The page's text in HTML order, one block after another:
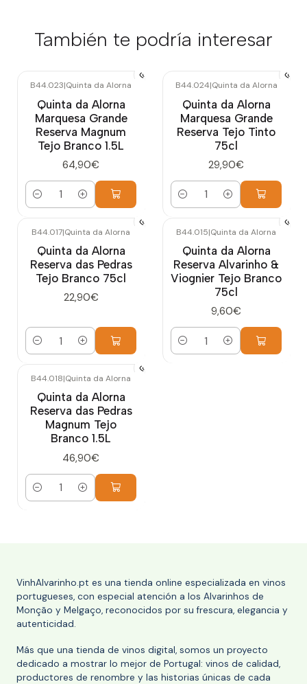
También te podría interesar
B44.023|Quinta da Alorna
Quinta da Alorna
Marquesa Grande
Reserva Magnum
Tejo Branco 1.5L
64,90€
Cantidad
B44.024|Quinta da Alorna
Quinta da Alorna
Marquesa Grande
Reserva Tejo Tinto
75cl
29,90€
Cantidad
B44.017|Quinta da Alorna
Quinta da Alorna
Reserva das Pedras
Tejo Branco 75cl
22,90€
Cantidad
B44.015|Quinta da Alorna
Quinta da Alorna
Reserva Alvarinho &
Viognier Tejo Branco
75cl
9,60€
Cantidad
B44.018|Quinta da Alorna
Quinta da Alorna
Reserva das Pedras
Magnum Tejo
Branco 1.5L
46,90€
Cantidad
VinhAlvarinho.pt es una tienda online especializada en vinos
portugueses, con especial atención a los Alvarinhos de
Monção y Melgaço, reconocidos por su frescura, elegancia y
autenticidad.
Más que una tienda de vinos digital, somos un proyecto
dedicado a mostrar lo mejor de Portugal: vinos de calidad,
productores de renombre y las historias únicas de cada